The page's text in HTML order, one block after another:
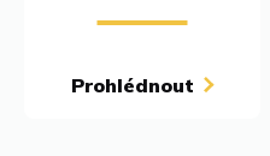
Prohlédnout